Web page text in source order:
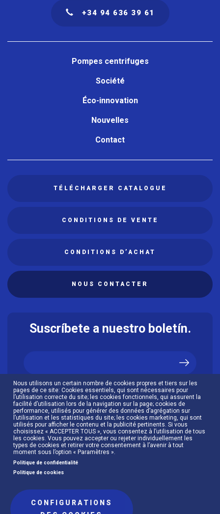
Nous utilisons un certain nombre de cookies propres et tiers sur les
pages de ce site: Cookies essentiels, qui sont nécessaires pour
l’utilisation correcte du site; les cookies fonctionnels, qui assurent la
facilité d’utilisation lors de la navigation sur la page; cookies de
performance, utilisés pour générer des données d’agrégation sur
l’utilisation et les statistiques du site; les cookies marketing, qui sont
utilisés pour afficher le contenu et la publicité pertinents. Si vous
choisissez « ACCEPTER TOUS », vous consentez à l’utilisation de tous
les cookies. Vous pouvez accepter ou rejeter individuellement les
types de cookies et retirer votre consentement à l’avenir à tout
moment sous l’option « Paramètres ».
Politique de confidentialité
Politique de cookies
CONFIGURATIONS
+34 94 636 39 61
Pompes centrifuges
Société
Éco-innovation
Nouvelles
Contact
TÉLÉCHARGER CATALOGUE
CONDITIONS DE VENTE
CONDITIONS D’ACHAT
NOUS CONTACTER
Suscríbete a nuestro boletín.
J’accepte lapolitique de confidentialité